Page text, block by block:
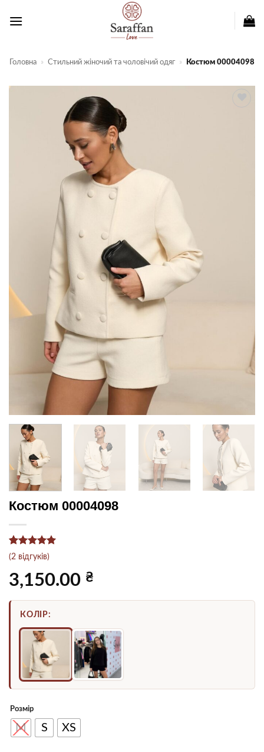
Головна » Стильний жіночий та чоловічий одяг » Костюм 00004098
Костюм 00004098
Рейтинг5
з 5 на
основі
опитування
2
покупців
(2 відгуків)
3,150.00 ₴
КОЛІР:
Розмір
M S XS